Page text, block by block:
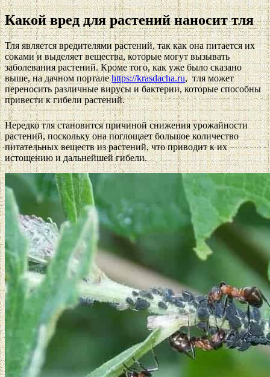
Какой вред для растений наносит тля
Тля является вредителями растений, так как она питается их
соками и выделяет вещества, которые могут вызывать
заболевания растений. Кроме того, как уже было сказано
выше, на дачном порталеhttps://krasdacha.ru, тля может
переносить различные вирусы и бактерии, которые способны
привести к гибели растений.
Нередко тля становится причиной снижения урожайности
растений, поскольку она поглощает большое количество
питательных веществ из растений, что приводит к их
истощению и дальнейшей гибели.